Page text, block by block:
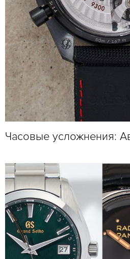
Часовые усложнения: